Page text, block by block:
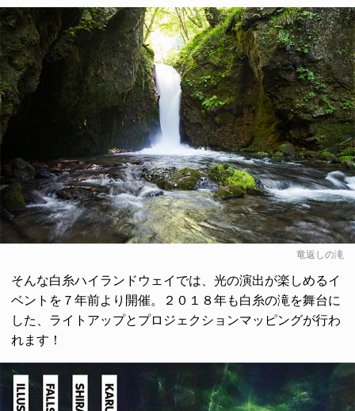
竜返しの滝
そんな白糸ハイランドウェイでは、光の演出が楽しめるイ
ベントを７年前より開催。２０１８年も白糸の滝を舞台に
した、ライトアップとプロジェクションマッピングが行わ
れます！